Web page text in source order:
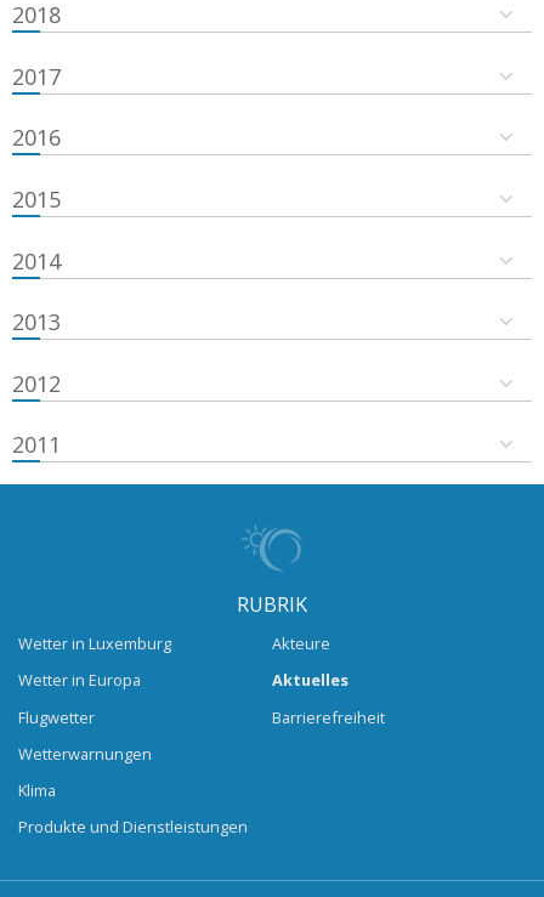
2018
2017
2016
2015
2014
2013
2012
2011
RUBRIK
Wetter in Luxemburg
Wetter in Europa
Flugwetter
Wetterwarnungen
Klima
Produkte und Dienstleistungen
Akteure
Aktuelles
Barrierefreiheit